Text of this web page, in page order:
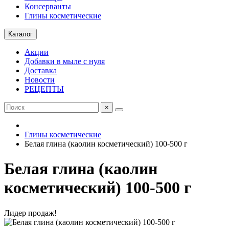
Консерванты
Глины косметические
Каталог
Акции
Добавки в мыле с нуля
Доставка
Новости
РЕЦЕПТЫ
×
Глины косметические
Белая глина (каолин косметический) 100-500 г
Белая глина (каолин
косметический) 100-500 г
Лидер продаж!